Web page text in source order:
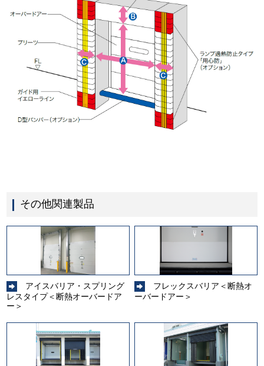
その他関連製品
アイスバリア・スプリング
レスタイプ＜断熱オーバードア
ー＞
フレックスバリア＜断熱オ
ーバードアー＞